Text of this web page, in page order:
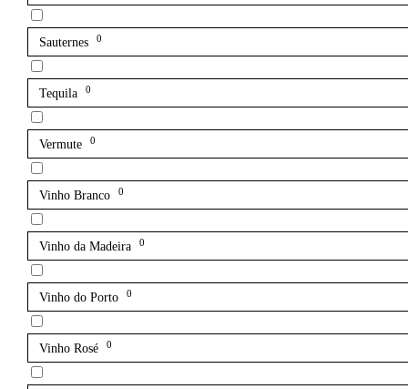
Sauternes 0
Tequila 0
Vermute 0
Vinho Branco 0
Vinho da Madeira 0
Vinho do Porto 0
Vinho Rosé 0